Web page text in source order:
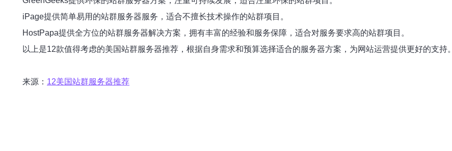
iPage提供简单易用的站群服务器服务，适合不擅长技术操作的站群项目。
HostPapa提供全方位的站群服务器解决方案，拥有丰富的经验和服务保障，适合对服务要求高的站群项目。
以上是12款值得考虑的美国站群服务器推荐，根据自身需求和预算选择适合的服务器方案，为网站运营提供更好的支持。
来源： 12美国站群服务器推荐